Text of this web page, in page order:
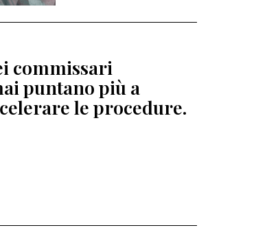
commissari
puntano più a
le procedure.